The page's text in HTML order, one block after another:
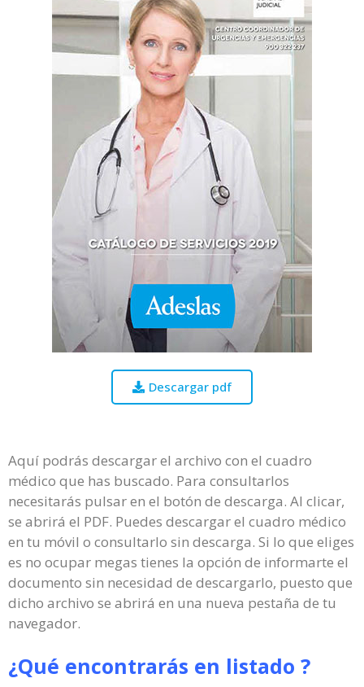
Descargar pdf
Aquí podrás descargar el archivo con el cuadro
médico que has buscado. Para consultarlos
necesitarás pulsar en el botón de descarga. Al clicar,
se abrirá el PDF. Puedes descargar el cuadro médico
en tu móvil o consultarlo sin descarga. Si lo que eliges
es no ocupar megas tienes la opción de informarte el
documento sin necesidad de descargarlo, puesto que
dicho archivo se abrirá en una nueva pestaña de tu
navegador.
¿Qué encontrarás en listado ?